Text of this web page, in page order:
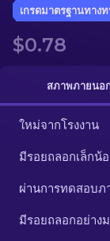
มีด
ถุงมือ
กล่อง
อื่น ๆ
เกรดมาตรฐานทาง
$0.78
สภาพภายนอ
ใหม่จากโรงงาน
มีรอยถลอกเล็กน้
ผ่านการทดสอบภ
มีรอยถลอกอย่าง